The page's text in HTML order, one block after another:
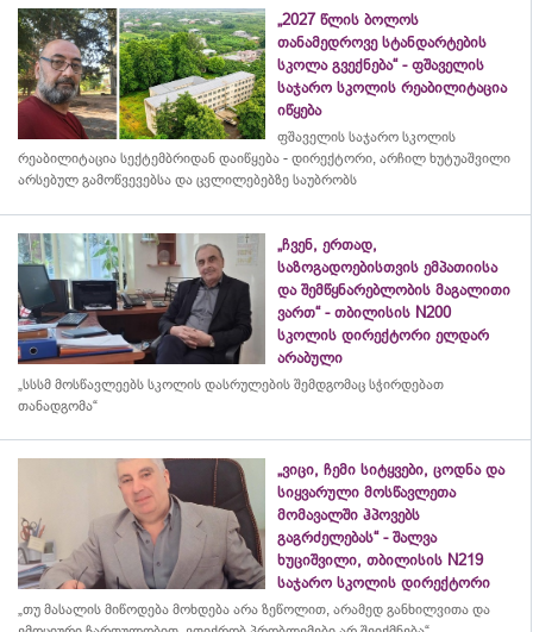
„2027 წლის ბოლოს
თანამედროვე სტანდარტების
სკოლა გვექნება“ - ფშაველის
საჯარო სკოლის რეაბილიტაცია
იწყება
ფშაველის საჯარო სკოლის
რეაბილიტაცია სექტემბრიდან დაიწყება - დირექტორი, არჩილ ხუტუაშვილი
არსებულ გამოწვევებსა და ცვლილებებზე საუბრობს
„ჩვენ, ერთად,
საზოგადოებისთვის ემპათიისა
და შემწყნარებლობის მაგალითი
ვართ“ - თბილისის N200
სკოლის დირექტორი ელდარ
არაბული
„სსსმ მოსწავლეებს სკოლის დასრულების შემდგომაც სჭირდებათ
თანადგომა“
„ვიცი, ჩემი სიტყვები, ცოდნა და
სიყვარული მოსწავლეთა
მომავალში ჰპოვებს
გაგრძელებას“ - შალვა
ხუციშვილი, თბილისის N219
საჯარო სკოლის დირექტორი
„თუ მასალის მიწოდება მოხდება არა ზეწოლით, არამედ განხილვითა და